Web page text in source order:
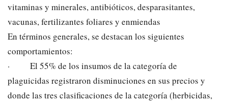
vitaminas y minerales, antibióticos, desparasitantes,
vacunas, fertilizantes foliares y enmiendas
En términos generales, se destacan los siguientes
comportamientos:
· El 55% de los insumos de la categoría de
plaguicidas registraron disminuciones en sus precios y
donde las tres clasificaciones de la categoría (herbicidas,